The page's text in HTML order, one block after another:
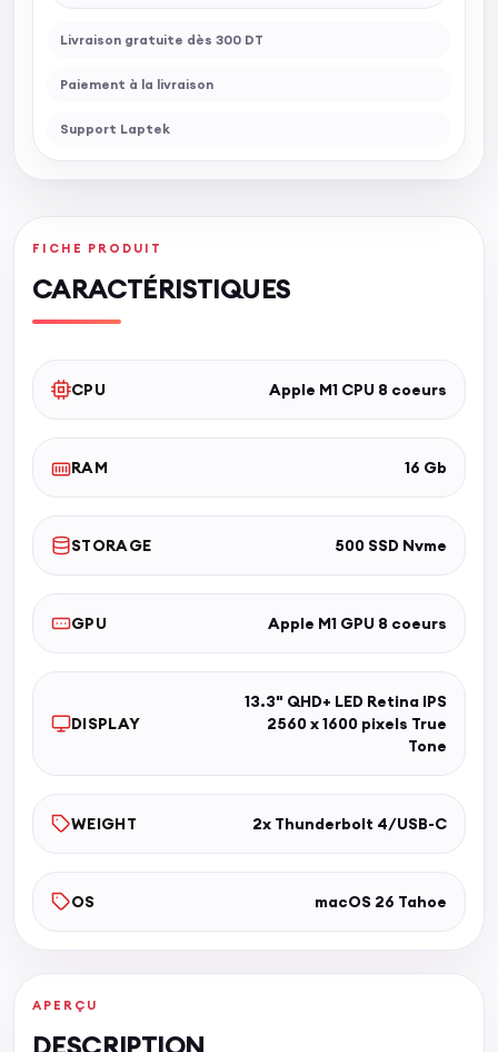
Livraison gratuite dès 300 DT
Paiement à la livraison
Support Laptek
APERÇU
DESCRIPTION
FICHE PRODUIT
CARACTÉRISTIQUES
CPU Apple M1 CPU 8 coeurs
RAM 16 Gb
STORAGE 500 SSD Nvme
GPU Apple M1 GPU 8 coeurs
DISPLAY
13.3" QHD+ LED Retina IPS
2560 x 1600 pixels True
Tone
WEIGHT 2x Thunderbolt 4/USB-C
OS macOS 26 Tahoe